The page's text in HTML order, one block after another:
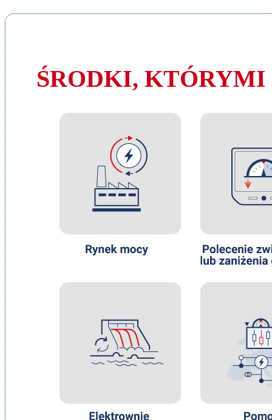
ŚRODKI, KTÓRYMI